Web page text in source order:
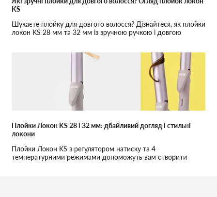
KS
Шукаєте плойку для довгого волосся? Дізнайтеся, як плойки
локон KS 28 мм та 32 мм із зручною ручкою і довгою
Плойки Локон KS 28 і 32 мм: дбайливий догляд і стильні
локони
Плойки Локон KS з регулятором натиску та 4
температурними режимами допоможуть вам створити